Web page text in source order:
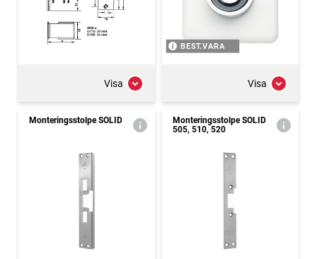
Visa
BEST.VARA
Visa
Monteringsstolpe SOLID
Monteringsstolpe SOLID
505, 510, 520